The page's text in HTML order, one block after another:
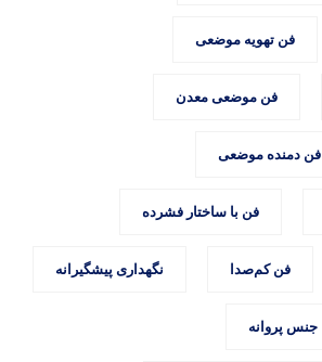
فن تهویه موضعی
فن موضعی معدن
فن دمنده موضعی
فن با ساختار فشرده
فن کم‌صدا نگهداری پیشگیرانه
جنس پروانه